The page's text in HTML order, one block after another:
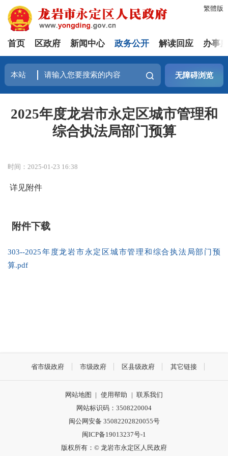
繁體版
首页 区政府 新闻中心 政务公开 解读回应 办事
无障碍浏览
2025年度龙岩市永定区城市管理和
综合执法局部门预算
时间：2025-01-23 16:38
详见附件
附件下载
303--2025年度龙岩市永定区城市管理和综合执法局部门预
算.pdf
省市级政府 市级政府 区县级政府 其它链接
网站地图 | 使用帮助 | 联系我们
网站标识码：3508220004
闽公网安备 35082202820055号
闽ICP备19013237号-1
版权所有：© 龙岩市永定区人民政府